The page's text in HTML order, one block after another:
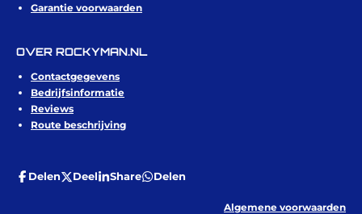
Garantie voorwaarden
OVER ROCKYMAN.NL
Contactgegevens
Bedrijfsinformatie
Reviews
Route beschrijving
Delen Deel Share Delen
Algemene voorwaarden